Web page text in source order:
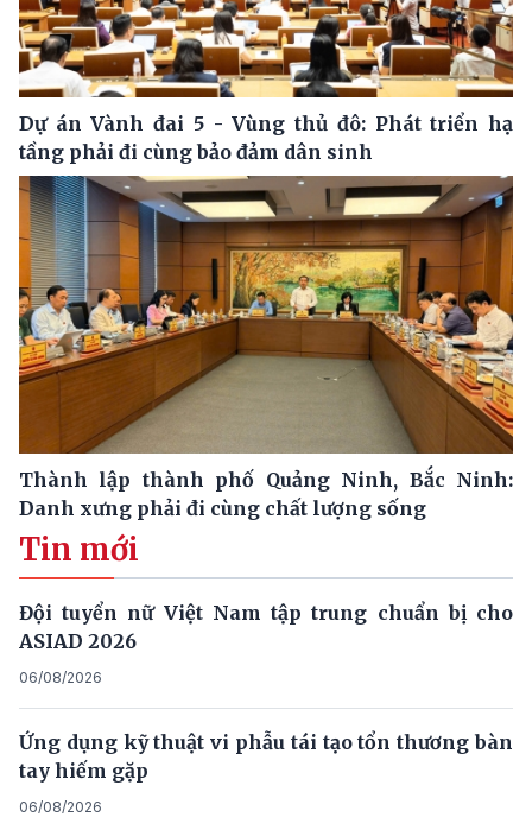
Dự án Vành đai 5 - Vùng thủ đô: Phát triển hạ
tầng phải đi cùng bảo đảm dân sinh
Thành lập thành phố Quảng Ninh, Bắc Ninh:
Danh xưng phải đi cùng chất lượng sống
Tin mới
Đội tuyển nữ Việt Nam tập trung chuẩn bị cho
ASIAD 2026
06/08/2026
Ứng dụng kỹ thuật vi phẫu tái tạo tổn thương bàn
tay hiếm gặp
06/08/2026